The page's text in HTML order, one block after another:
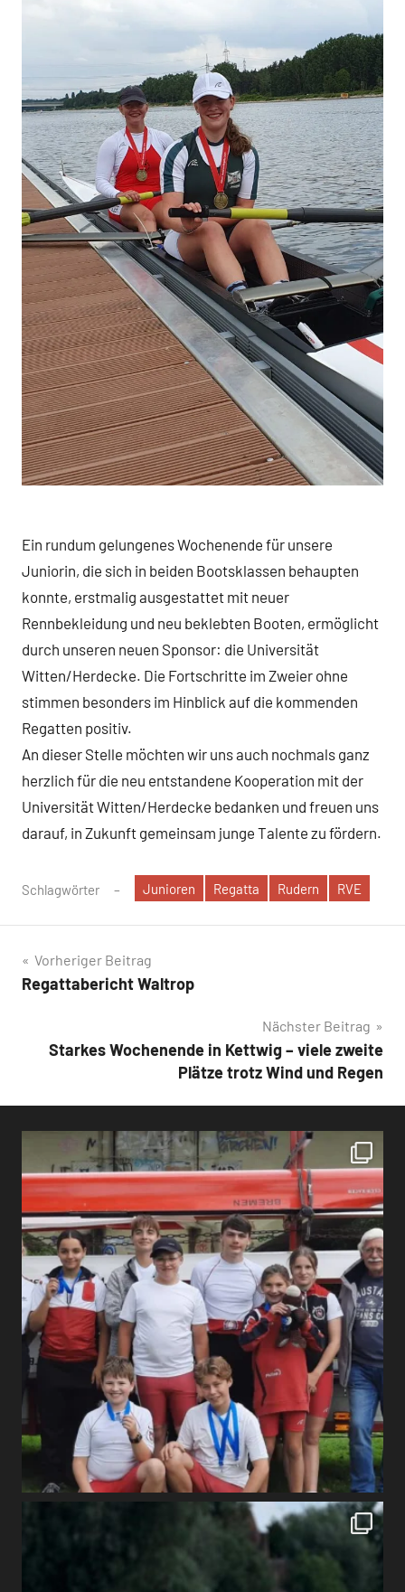
Ein rundum gelungenes Wochenende für unsere
Juniorin, die sich in beiden Bootsklassen behaupten
konnte, erstmalig ausgestattet mit neuer
Rennbekleidung und neu beklebten Booten, ermöglicht
durch unseren neuen Sponsor: die Universität
Witten/Herdecke. Die Fortschritte im Zweier ohne
stimmen besonders im Hinblick auf die kommenden
Regatten positiv.
An dieser Stelle möchten wir uns auch nochmals ganz
herzlich für die neu entstandene Kooperation mit der
Universität Witten/Herdecke bedanken und freuen uns
darauf, in Zukunft gemeinsam junge Talente zu fördern.
Schlagwörter Junioren Regatta Rudern RVE
Beitragsnavigation
Vorheriger Beitrag
Regattabericht Waltrop
Nächster Beitrag
Starkes Wochenende in Kettwig – viele zweite
Plätze trotz Wind und Regen